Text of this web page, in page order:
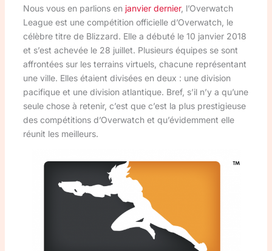
Nous vous en parlions en janvier dernier, l’Overwatch
League est une compétition officielle d’Overwatch, le
célèbre titre de Blizzard. Elle a débuté le 10 janvier 2018
et s’est achevée le 28 juillet. Plusieurs équipes se sont
affrontées sur les terrains virtuels, chacune représentant
une ville. Elles étaient divisées en deux : une division
pacifique et une division atlantique. Bref, s’il n’y a qu’une
seule chose à retenir, c’est que c’est la plus prestigieuse
des compétitions d’Overwatch et qu’évidemment elle
réunit les meilleurs.